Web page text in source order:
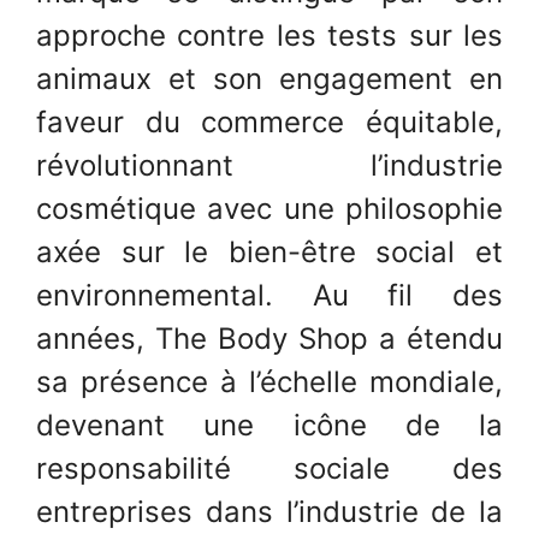
approche contre les tests sur les
animaux et son engagement en
faveur du commerce équitable,
révolutionnant l’industrie
cosmétique avec une philosophie
axée sur le bien-être social et
environnemental. Au fil des
années, The Body Shop a étendu
sa présence à l’échelle mondiale,
devenant une icône de la
responsabilité sociale des
entreprises dans l’industrie de la